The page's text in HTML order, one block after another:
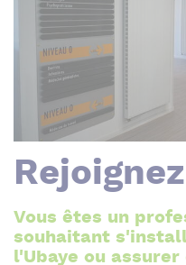
Vous êtes un
souhaitant
l'Ubaye ou